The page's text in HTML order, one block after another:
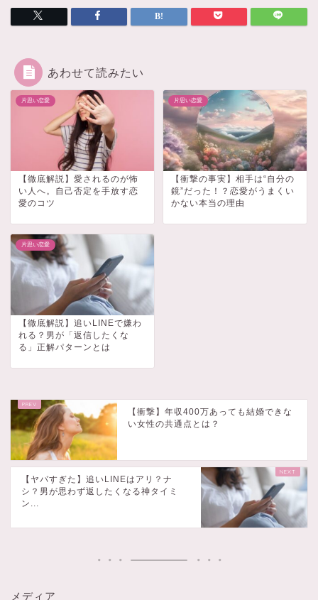
あわせて読みたい
片思い恋愛
【徹底解説】愛されるのが怖
い人へ。自己否定を手放す恋
愛のコツ
片思い恋愛
【衝撃の事実】相手は“自分の
鏡”だった！？恋愛がうまくい
かない本当の理由
片思い恋愛
【徹底解説】追いLINEで嫌わ
れる？男が「返信したくな
る」正解パターンとは
【衝撃】年収400万あっても結婚できな
い女性の共通点とは？
【ヤバすぎた】追いLINEはアリ？ナ
シ？男が思わず返したくなる神タイミ
ン...
メディア